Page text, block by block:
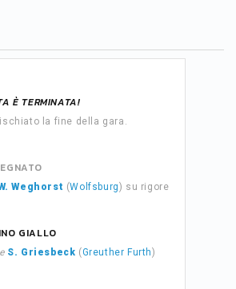
È TERMINATA!
la fine della gara.
Weghorst (Wolfsburg) su rigore
GIALLO
S. Griesbeck (Greuther Furth)